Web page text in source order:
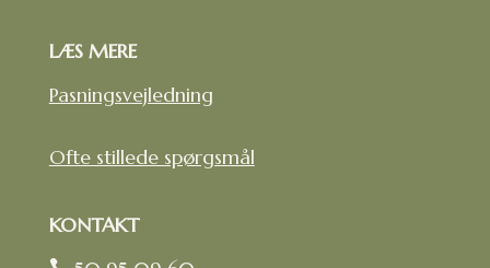
LÆS MERE
Pasningsvejledning
Ofte stillede spørgsmål
KONTAKT